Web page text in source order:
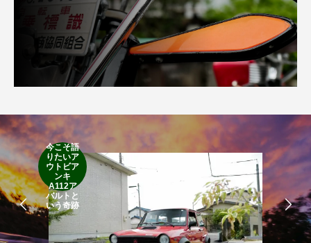
今こそ語
りたいア
ウトビア
ンキ
A112ア
バルトと
いう奇跡